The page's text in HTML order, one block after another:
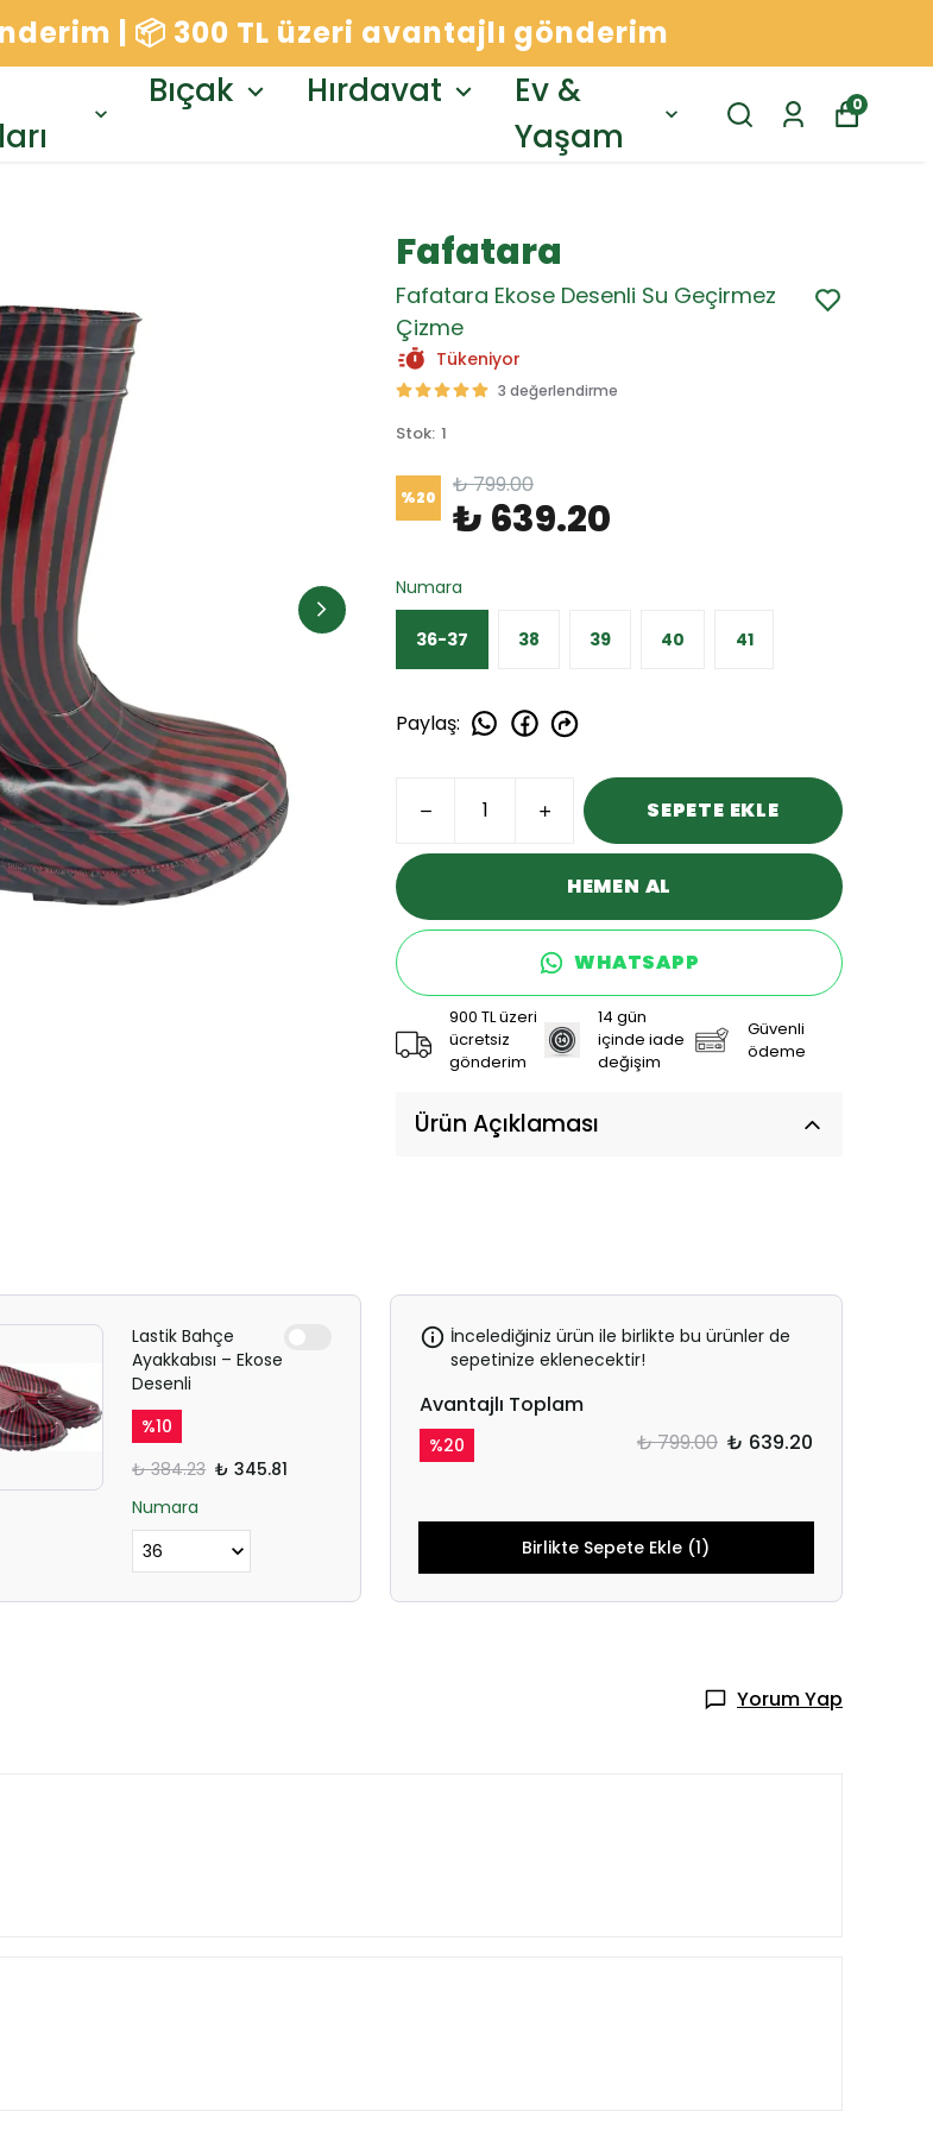
| 📦 300 TL üzeri avantajlı gönderim
Bıçak Hırdavat
Ev &
Yaşam
0
Fafatara
Fafatara Ekose Desenli Su Geçirmez
Çizme
Tükeniyor
3 değerlendirme
Stok: 1
%20 ₺ 799.00
₺ 639.20
Numara
36-37 38 39 40 41
Paylaş:
SEPETE EKLE
HEMEN AL
WHATSAPP
900 TL üzeri
ücretsiz
gönderim
14 gün
içinde iade
değişim
Güvenli
ödeme
Ürün Açıklaması
Lastik Bahçe
Ayakkabısı – Ekose
Desenli
%10
₺ 384.23 ₺ 345.81
Numara
İncelediğiniz ürün ile birlikte bu ürünler de
sepetinize eklenecektir!
Avantajlı Toplam
%20 ₺ 799.00 ₺ 639.20
Birlikte Sepete Ekle (1)
Yorum Yap